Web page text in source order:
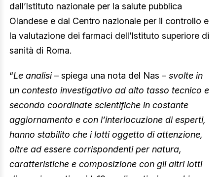
dall’Istituto nazionale per la salute pubblica
Olandese e dal Centro nazionale per il controllo e
la valutazione dei farmaci dell’Istituto superiore di
sanità di Roma.
“Le analisi– spiega una nota del Nas – svolte in
un contesto investigativo ad alto tasso tecnico e
secondo coordinate scientifiche in costante
aggiornamento e con l’interlocuzione di esperti,
hanno stabilito che i lotti oggetto di attenzione,
oltre ad essere corrispondenti per natura,
caratteristiche e composizione con gli altri lotti